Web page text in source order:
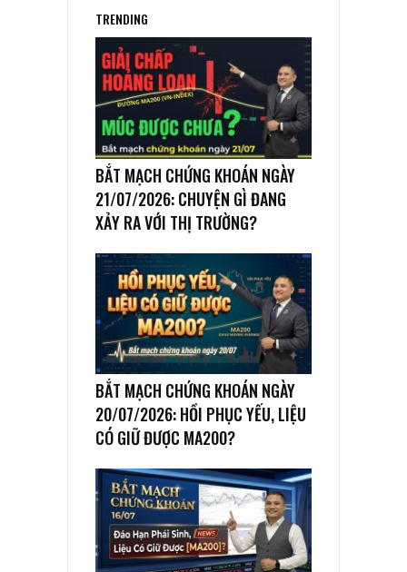
TRENDING
BẮT MẠCH CHỨNG KHOÁN NGÀY
21/07/2026: CHUYỆN GÌ ĐANG
XẢY RA VỚI THỊ TRƯỜNG?
BẮT MẠCH CHỨNG KHOÁN NGÀY
20/07/2026: HỒI PHỤC YẾU, LIỆU
CÓ GIỮ ĐƯỢC MA200?